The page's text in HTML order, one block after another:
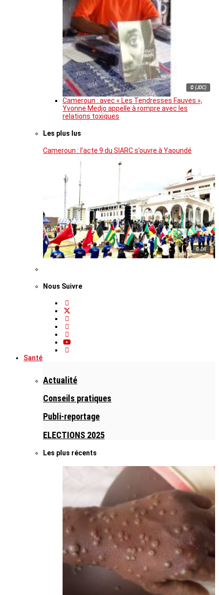
© (JDC)
Cameroun : avec « Les Tendresses Fauves »,
Yvonne Medjo appelle à rompre avec les
relations toxiques
Les plus lus
Cameroun : l’acte 9 du SIARC s’ouvre à Yaoundé
© DR
Nous Suivre
Santé
Actualité
Conseils pratiques
Publi-reportage
ELECTIONS 2025
Les plus récents